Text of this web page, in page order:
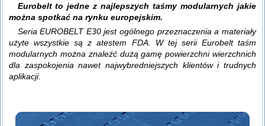
Eurobelt to jedne z najlepszych taśmy modularnych jakie
można spotkać na rynku europejskim.
Seria EUROBELT E30 jest ogólnego przeznaczenia a materiały
użyte wszystkie są z atestem FDA. W tej serii Eurobelt taśm
modularnych można znaleźć dużą gamę powierzchni wierzchnich
dla zaspokojenia nawet najwybredniejszych klientów i trudnych
aplikacji.